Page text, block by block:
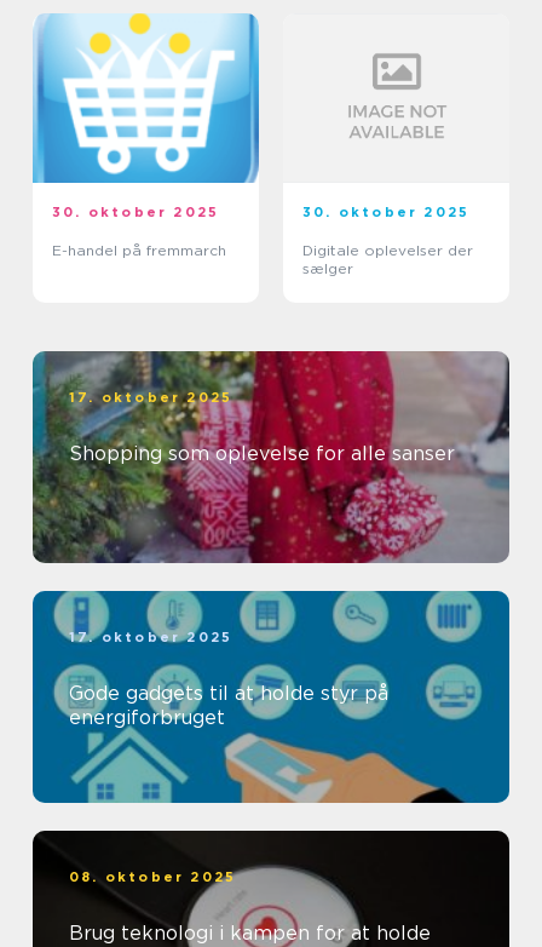
30. oktober 2025
E-handel på fremmarch
30. oktober 2025
Digitale oplevelser der
sælger
17. oktober 2025
Shopping som oplevelse for alle sanser
17. oktober 2025
Gode gadgets til at holde styr på
energiforbruget
08. oktober 2025
Brug teknologi i kampen for at holde